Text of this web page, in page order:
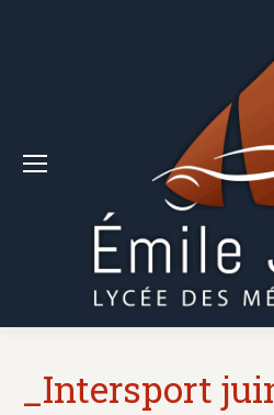
_Intersport